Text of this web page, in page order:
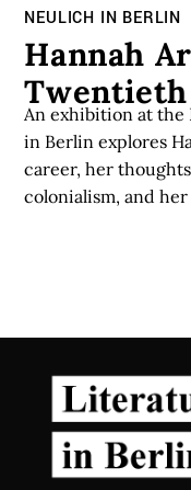
NEULICH IN BERLIN
Hannah
An exhibition at the
in Berlin explores
career, her
colonialism, and